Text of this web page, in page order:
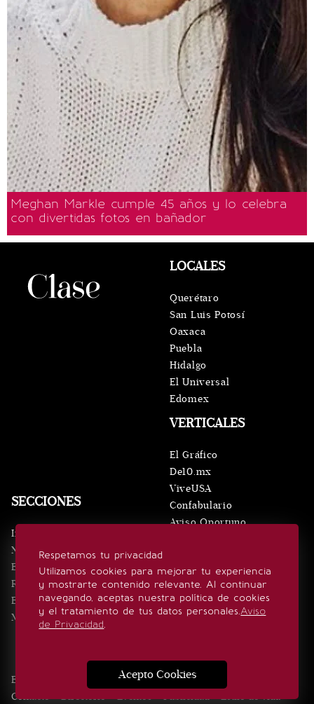
Meghan Markle cumple 45 años y lo celebra
con divertidas fotos en bañador
Respetamos tu privacidad
Utilizamos cookies para mejorar tu experiencia
y mostrarte contenido relevante. Al continuar
navegando, aceptas nuestra política de cookies
y el tratamiento de tus datos personales.Aviso
de Privacidad.
Acepto Cookies
SECCIONES
Inicio
Noticias
Eventos
Realeza
Estilo de vida
Minuto x Minuto
VERTICALES
El Gráfico
De10.mx
ViveUSA
Confabulario
Aviso Oportuno
LOCALES
Querétaro
San Luis Potosí
Oaxaca
Puebla
Hidalgo
El Universal
Edomex
SÍGUENOS
Edición Impresa Noticias Quiénes somos
Contacto
Directorio Eventos Publicidad Estilo de vida